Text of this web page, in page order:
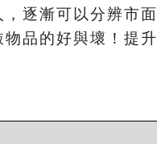
逐漸可以分辨市面
品的好與壞！提升